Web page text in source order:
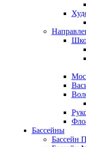
Бассейны